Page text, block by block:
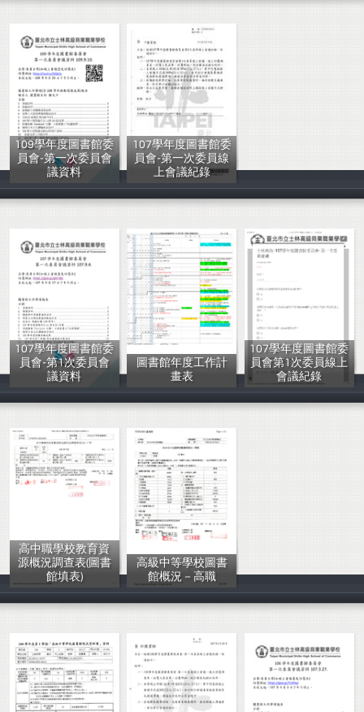
109學年度圖書館委
員會-第一次委員會
議資料
鍾允中等
107學年度圖書館委
員會-第一次委員線
上會議紀錄
鍾允中等
107學年度圖書館委
員會-第1次委員會
議資料
鍾允中等
圖書館年度工作計
畫表
鍾允中等
107學年度圖書館委
員會第1次委員線上
會議紀錄
鍾允中等
高中職學校教育資
源概況調查表(圖書
館填表)
吳宗憲
高級中等學校圖書
館概況－高職
吳宗憲